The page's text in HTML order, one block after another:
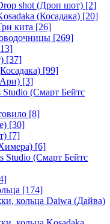
shot (Дроп шот) [2]
(Косадака) [20]
кита [26]
[269]
[37]
[99]
[3]
(Смарт Бейтс
[8]
[30]
[7]
[6]
Studio (Смарт Бейтс
[174]
кольца Daiwa (Дайва)